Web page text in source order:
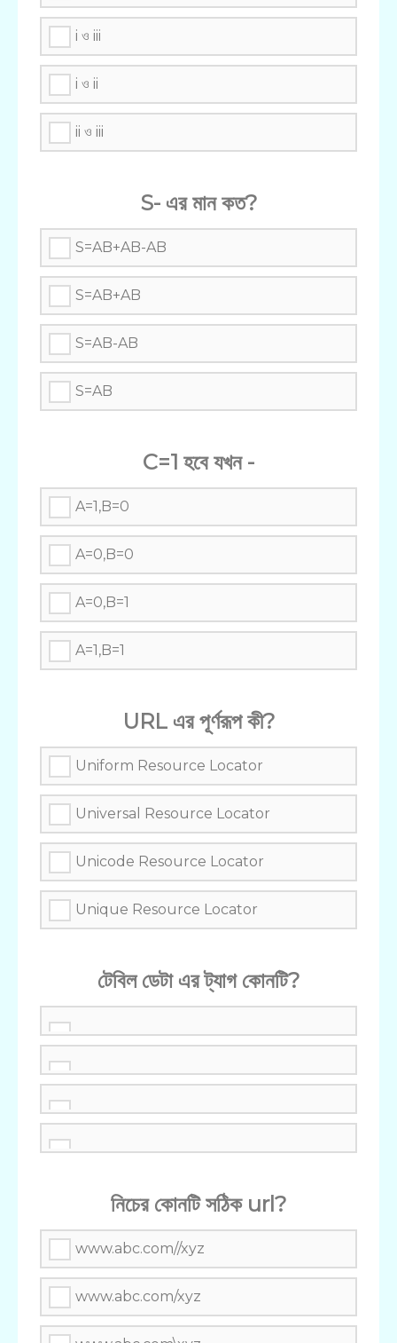
i ও iii
i ও ii
ii ও iii
S- এর মান কত?
S=AB+AB-AB
S=AB+AB
S=AB-AB
S=AB
C=1 হবে যখন -
A=1,B=0
A=0,B=0
A=0,B=1
A=1,B=1
URL এর পূর্ণরূপ কী?
Uniform Resource Locator
Universal Resource Locator
Unicode Resource Locator
Unique Resource Locator
টেবিল ডেটা এর ট্যাগ কোনটি?
নিচের কোনটি সঠিক url?
www.abc.com//xyz
www.abc.com/xyz